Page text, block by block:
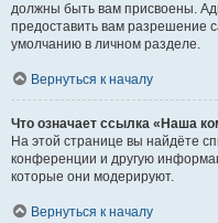
должны быть вам присвоены.
предоставить вам разрешение
умолчанию в личном разделе.
Вернуться к началу
Что означает ссылка «Наша
На этой странице вы найдёте
конференции и другую
которые они модерируют.
Вернуться к началу